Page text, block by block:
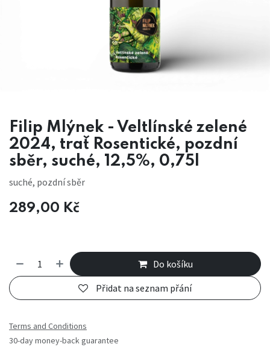
Filip Mlýnek - Veltlínské zelené
2024, trať Rosentické, pozdní
sběr, suché, 12,5%, 0,75l
suché, pozdní sběr
289,00 Kč
Do košíku
Přidat na seznam přání
Terms and Conditions
30-day money-back guarantee